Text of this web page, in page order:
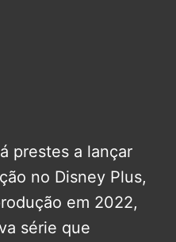
prestes a lançar
no Disney Plus,
em 2022,
série que